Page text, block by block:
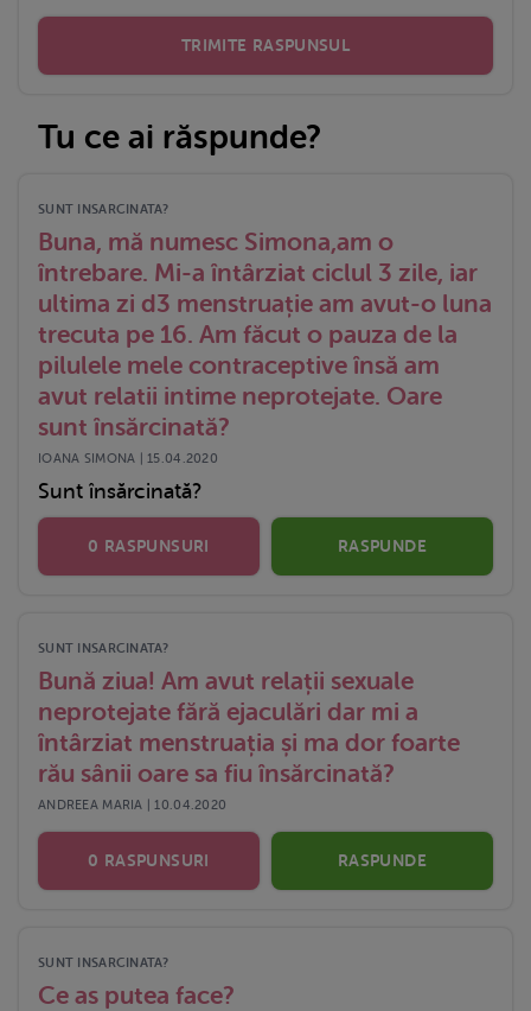
TRIMITE RASPUNSUL
Tu ce ai răspunde?
SUNT INSARCINATA?
Buna, mă numesc Simona,am o
întrebare. Mi-a întârziat ciclul 3 zile, iar
ultima zi d3 menstruație am avut-o luna
trecuta pe 16. Am făcut o pauza de la
pilulele mele contraceptive însă am
avut relatii intime neprotejate. Oare
sunt însărcinată?
IOANA SIMONA | 15.04.2020
Sunt însărcinată?
0 RASPUNSURI RASPUNDE
SUNT INSARCINATA?
Bună ziua! Am avut relații sexuale
neprotejate fără ejaculări dar mi a
întârziat menstruația și ma dor foarte
rău sânii oare sa fiu însărcinată?
ANDREEA MARIA | 10.04.2020
0 RASPUNSURI RASPUNDE
SUNT INSARCINATA?
Ce as putea face?